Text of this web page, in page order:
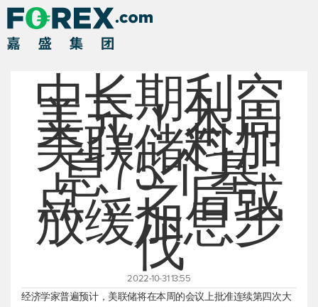
中长期利空
美元！本周
美联储料加
息75个基
点，之后或
放缓加息步
伐
2022-10-31 13:55
经济学家普遍预计，美联储将在本周的会议上批准连续第四次大